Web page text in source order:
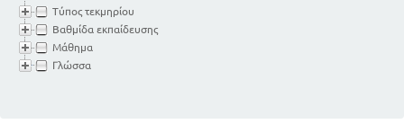
Τύπος τεκμηρίου
Βαθμίδα εκπαίδευσης
Μάθημα
Γλώσσα